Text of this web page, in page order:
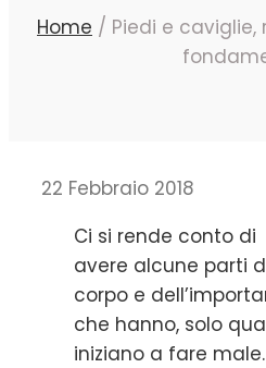
Home / Piedi e
22 Febbraio 2018
Ci si rende conto di
avere alcune parti
corpo e
che hanno, solo
iniziano a fare male.